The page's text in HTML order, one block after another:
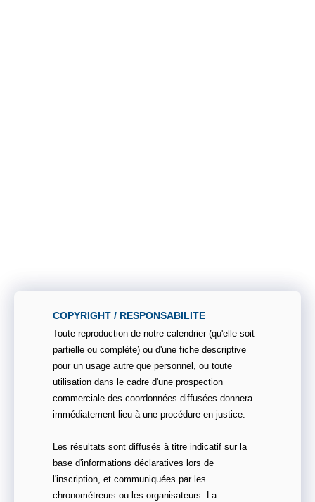
COPYRIGHT / RESPONSABILITE
Toute reproduction de notre calendrier (qu'elle soit
partielle ou complète) ou d'une fiche descriptive
pour un usage autre que personnel, ou toute
utilisation dans le cadre d'une prospection
commerciale des coordonnées diffusées donnera
immédiatement lieu à une procédure en justice.
Les résultats sont diffusés à titre indicatif sur la
base d'informations déclaratives lors de
l'inscription, et communiquées par les
chronométreurs ou les organisateurs. La